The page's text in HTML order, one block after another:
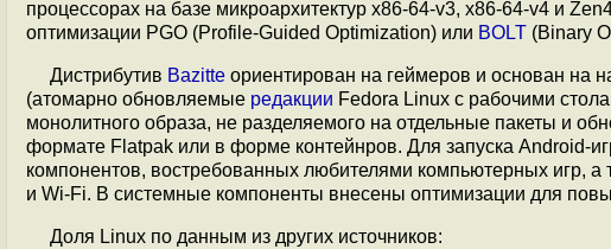
процессорах на базе микроархитектур x86-64-v3, x86-64-v4 и
оптимизации PGO (Profile-Guided Optimization) или BOLT (Binary
Дистрибутив Bazitte ориентирован на геймеров и основан на
(атомарно обновляемые редакции Fedora Linux с рабочими
монолитного образа, не разделяемого на отдельные пакеты и
формате Flatpak или в форме контейнров. Для запуска Android-
компонентов, востребованных любителями компьютерных игр,
и Wi-Fi. В системные компоненты внесены оптимизации для
Доля Linux по данным из других источников: